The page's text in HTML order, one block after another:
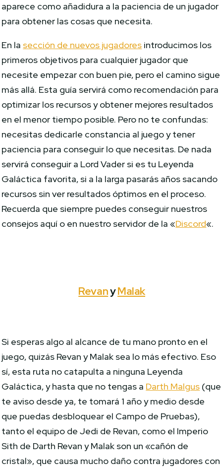
aparece como añadidura a la paciencia de un jugador
para obtener las cosas que necesita.
En la sección de nuevos jugadores introducimos los
primeros objetivos para cualquier jugador que
necesite empezar con buen pie, pero el camino sigue
más allá. Esta guía servirá como recomendación para
optimizar los recursos y obtener mejores resultados
en el menor tiempo posible. Pero no te confundas:
necesitas dedicarle constancia al juego y tener
paciencia para conseguir lo que necesitas. De nada
servirá conseguir a Lord Vader si es tu Leyenda
Galáctica favorita, si a la larga pasarás años sacando
recursos sin ver resultados óptimos en el proceso.
Recuerda que siempre puedes conseguir nuestros
consejos aquí o en nuestro servidor de la «Discord«.
RevanyMalak
Si esperas algo al alcance de tu mano pronto en el
juego, quizás Revan y Malak sea lo más efectivo. Eso
sí, esta ruta no catapulta a ninguna Leyenda
Galáctica, y hasta que no tengas a Darth Malgus (que
te aviso desde ya, te tomará 1 año y medio desde
que puedas desbloquear el Campo de Pruebas),
tanto el equipo de Jedi de Revan, como el Imperio
Sith de Darth Revan y Malak son un «cañón de
cristal», que causa mucho daño contra jugadores con